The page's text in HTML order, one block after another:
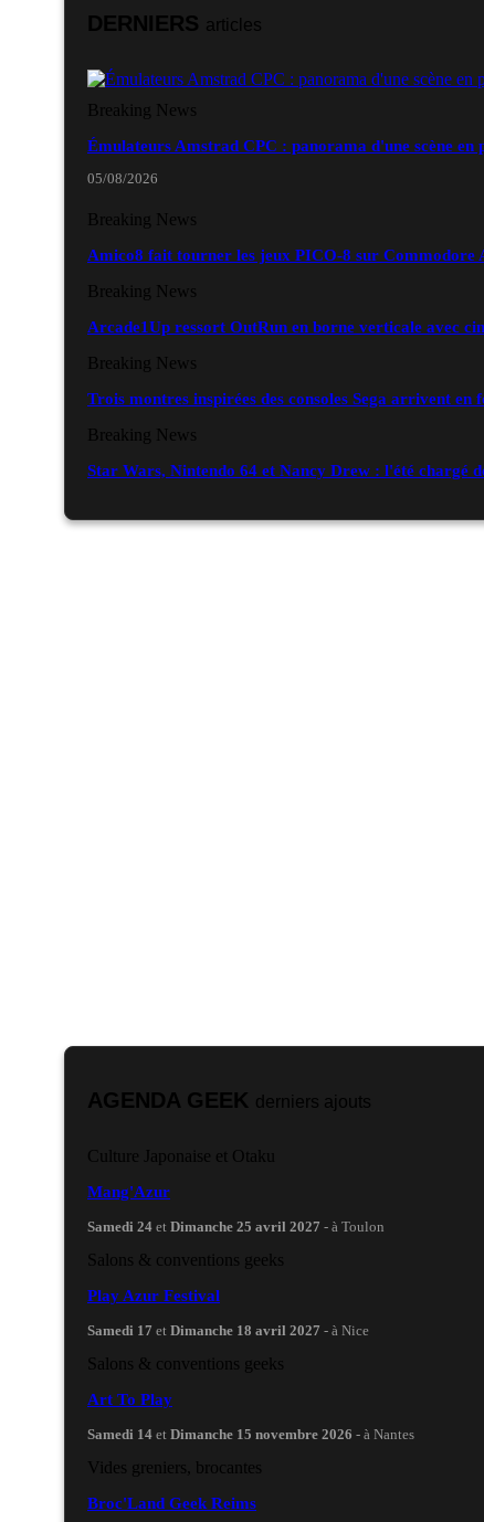
DERNIERS articles
Breaking News
Émulateurs Amstrad CPC : panorama d'une scène en
05/08/2026
Breaking News
Amico8 fait tourner les jeux PICO-8 sur Commodore
Breaking News
Arcade1Up ressort OutRun en borne verticale avec
Breaking News
Trois montres inspirées des consoles Sega arrivent en
Breaking News
Star Wars, Nintendo 64 et Nancy Drew : l'été chargé
AGENDA GEEK derniers ajouts
Culture Japonaise et Otaku
Mang'Azur
Samedi 24 et Dimanche 25 avril 2027 - à Toulon
Salons & conventions geeks
Play Azur Festival
Samedi 17 et Dimanche 18 avril 2027 - à Nice
Salons & conventions geeks
Art To Play
Samedi 14 et Dimanche 15 novembre 2026 - à Nantes
Vides greniers, brocantes
Broc'Land Geek Reims